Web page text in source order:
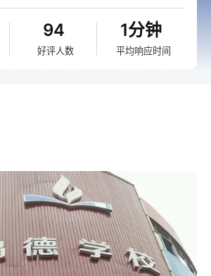
94
好评人数
1分钟
平均响应时间